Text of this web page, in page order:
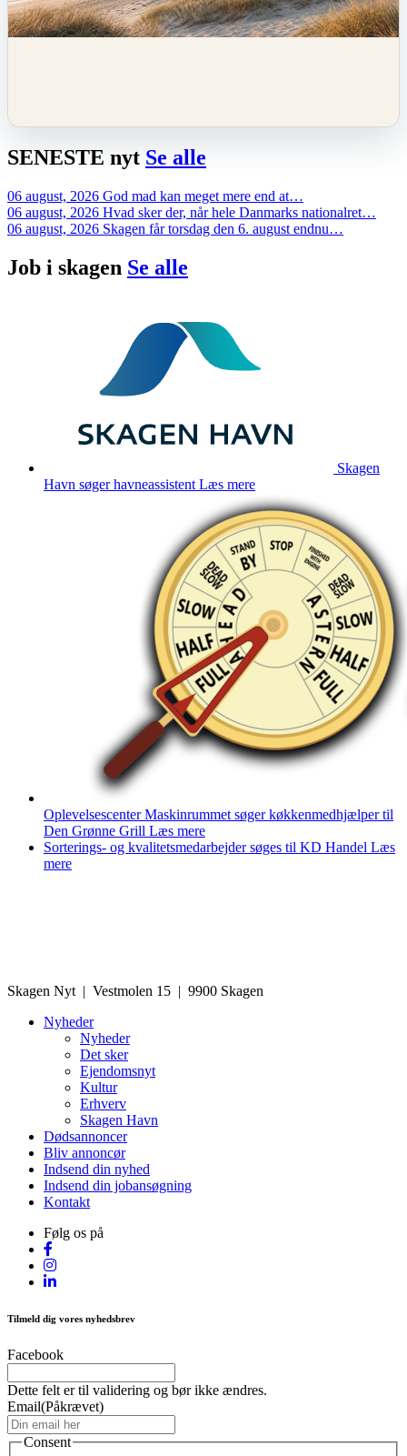
SENESTE nyt Se alle
06 august, 2026 God mad kan meget mere end at…
06 august, 2026 Hvad sker der, når hele Danmarks nationalret…
06 august, 2026 Skagen får torsdag den 6. august endnu…
Job i skagen Se alle
Skagen
Havn søger havneassistent Læs mere
Oplevelsescenter Maskinrummet søger køkkenmedhjælper til
Den Grønne Grill Læs mere
Sorterings- og kvalitetsmedarbejder søges til KD Handel Læs
mere
Skagen Nyt | Vestmolen 15 | 9900 Skagen
Nyheder
Nyheder
Det sker
Ejendomsnyt
Kultur
Erhverv
Skagen Havn
Dødsannoncer
Bliv annoncør
Indsend din nyhed
Indsend din jobansøgning
Kontakt
Følg os på
Tilmeld dig vores nyhedsbrev
Facebook
Dette felt er til validering og bør ikke ændres.
Email(Påkrævet)
Consent